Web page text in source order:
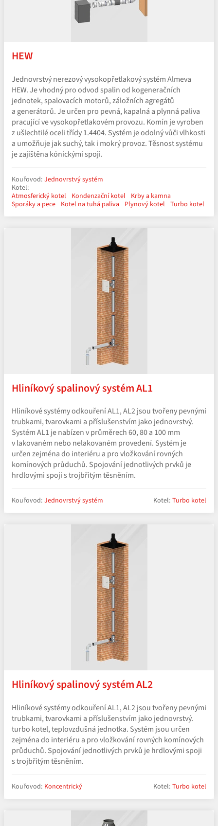
HEW
Jednovrstvý nerezový vysokopřetlakový systém Almeva
HEW. Je vhodný pro odvod spalin od kogeneračních
jednotek, spalovacích motorů, záložních agregátů
a generátorů. Je určen pro pevná, kapalná a plynná paliva
pracující ve vysokopřetlakovém provozu. Komín je vyroben
z ušlechtilé oceli třídy 1.4404. Systém je odolný vůči vlhkosti
a umožňuje jak suchý, tak i mokrý provoz. Těsnost systému
je zajištěna kónickými spoji.
Kouřovod: Jednovrstvý systém
Kotel:
Atmosferický kotel
Kondenzační kotel
Krby a kamna
Sporáky a pece Kotel na tuhá paliva Plynový kotel Turbo kotel
Hliníkový spalinový systém AL1
Hliníkové systémy odkouření AL1, AL2 jsou tvořeny pevnými
trubkami, tvarovkami a příslušenstvím jako jednovrstvý.
Systém AL1 je nabízen v průměrech 60, 80 a 100 mm
v lakovaném nebo nelakovaném provedení. Systém je
určen zejména do interiéru a pro vložkování rovných
komínových průduchů. Spojování jednotlivých prvků je
hrdlovými spoji s trojbřitým těsněním.
Kouřovod: Jednovrstvý systém Kotel: Turbo kotel
Hliníkový spalinový systém AL2
Hliníkové systémy odkouření AL1, AL2 jsou tvořeny pevnými
trubkami, tvarovkami a příslušenstvím jako jednovrstvý.
turbo kotel, teplovzdušná jednotka. Systém jsou určen
zejména do interiéru a pro vložkování rovných komínových
průduchů. Spojování jednotlivých prvků je hrdlovými spoji
s trojbřitým těsněním.
Kouřovod: Koncentrický Kotel: Turbo kotel